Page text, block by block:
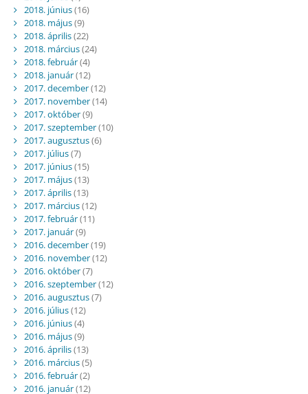
2018. június(16)
2018. május(9)
2018. április(22)
2018. március(24)
2018. február(4)
2018. január(12)
2017. december(12)
2017. november(14)
2017. október(9)
2017. szeptember(10)
2017. augusztus(6)
2017. július(7)
2017. június(15)
2017. május(13)
2017. április(13)
2017. március(12)
2017. február(11)
2017. január(9)
2016. december(19)
2016. november(12)
2016. október(7)
2016. szeptember(12)
2016. augusztus(7)
2016. július(12)
2016. június(4)
2016. május(9)
2016. április(13)
2016. március(5)
2016. február(2)
2016. január(12)